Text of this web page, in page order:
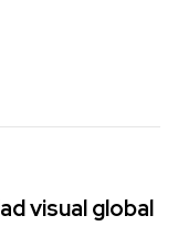
visual global